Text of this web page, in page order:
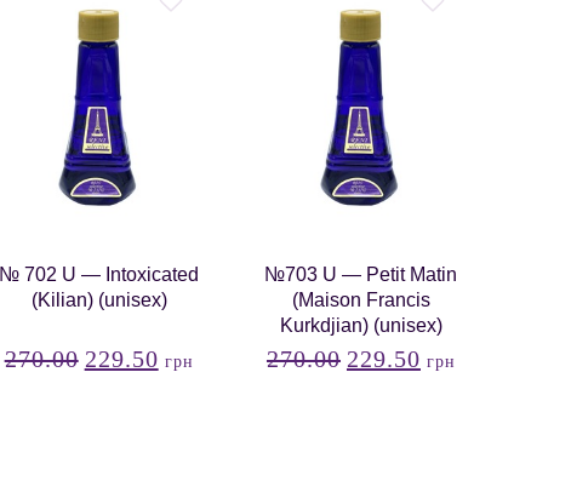
№ 702 U — Intoxicated
(Kilian) (unisex)
270.00 229.50 грн
№703 U — Petit Matin
(Maison Francis
Kurkdjian) (unisex)
270.00 229.50 грн